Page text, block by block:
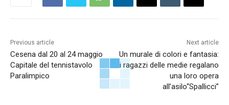
Previous article
Cesena dal 20 al 24 maggio
Capitale del tennistavolo
Paralimpico
Next article
Un murale di colori e fantasia:
i ragazzi delle medie regalano
una loro opera
all’asilo“Spallicci”